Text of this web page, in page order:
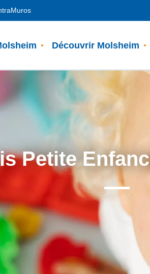
Découvrir Molsheim
Petite